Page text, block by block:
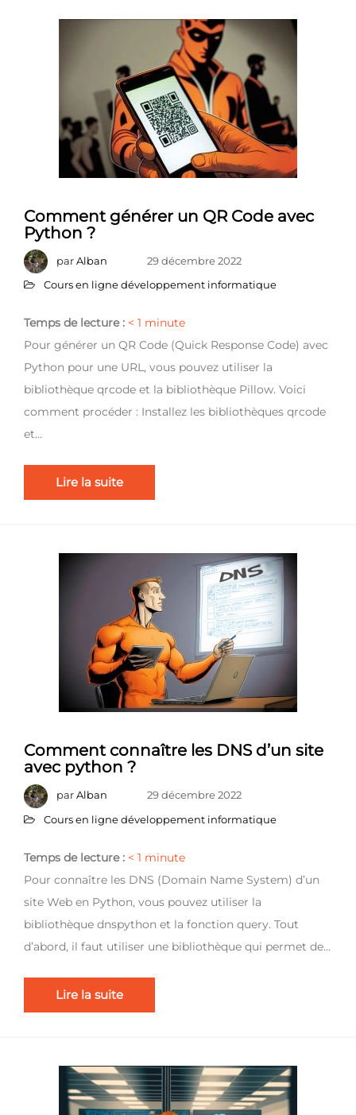
Comment générer un QR Code avec
Python ?
parAlban
29 décembre 2022
Cours en ligne développement informatique
Temps de lecture : < 1 minute
Pour générer un QR Code (Quick Response Code) avec
Python pour une URL, vous pouvez utiliser la
bibliothèque qrcode et la bibliothèque Pillow. Voici
comment procéder : Installez les bibliothèques qrcode
et…
Lire la suite
Comment connaître les DNS d’un site
avec python ?
parAlban
29 décembre 2022
Cours en ligne développement informatique
Temps de lecture : < 1 minute
Pour connaître les DNS (Domain Name System) d’un
site Web en Python, vous pouvez utiliser la
bibliothèque dnspython et la fonction query. Tout
d’abord, il faut utiliser une bibliothèque qui permet de…
Lire la suite